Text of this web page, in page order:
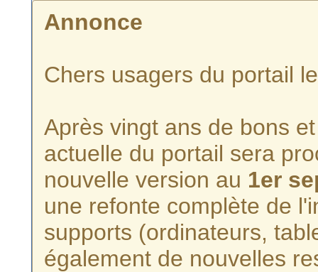
Annonce
Chers usagers du portail
Après vingt ans de bons
actuelle du portail sera
nouvelle version au 1er
une refonte complète de
supports (ordinateurs,
également de nouvelles